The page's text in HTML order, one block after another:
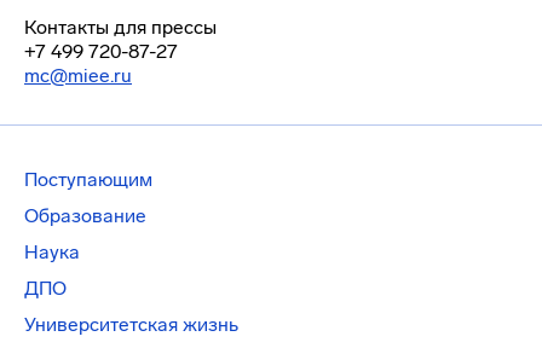
Контакты для прессы
+7 499 720-87-27
mc@miee.ru
Поступающим
Образование
Наука
ДПО
Университетская жизнь